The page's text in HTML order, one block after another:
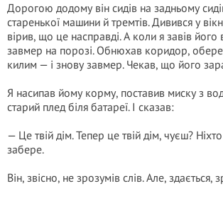
Дорогою додому він сидів на задньому
старенької машини й тремтів. Дивився у
вірив, що це насправді. А коли я завів його
завмер на порозі. Обнюхав коридор,
килим — і знову завмер. Чекав, що його
Я насипав йому корму, поставив миску з
старий плед біля батареї. І сказав:
— Це твій дім. Тепер це твій дім, чуєш?
забере.
Він, звісно, не зрозумів слів. Але, здається,